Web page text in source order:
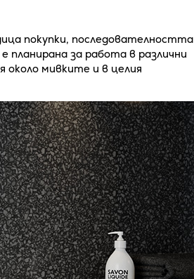
покупки, последователността
планирана за работа в различни
около мивките и в целия